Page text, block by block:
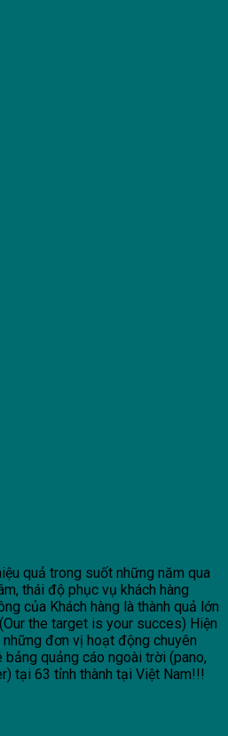
quả trong suốt những năm qua
thái độ phục vụ khách hàng
của Khách hàng là thành quả lớn
the target is your succes) Hiện
đơn vị hoạt động chuyên
quảng cáo ngoài trời (pano,
tại 63 tỉnh thành tại Việt Nam!!!